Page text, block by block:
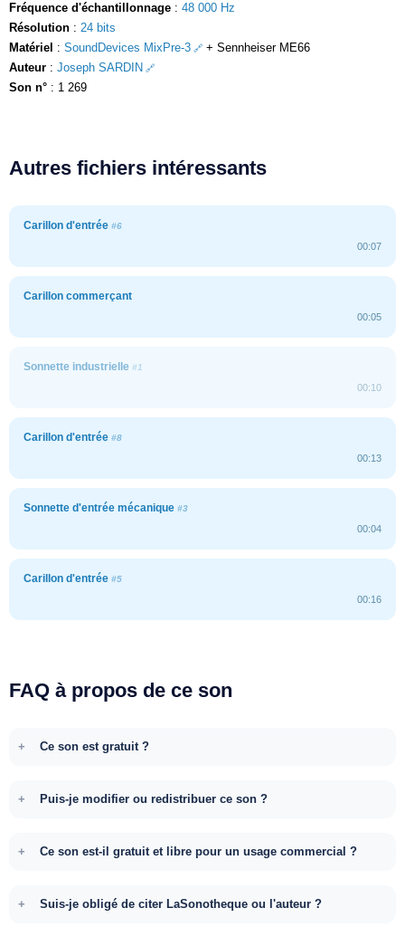
Fréquence d'échantillonnage : 48 000 Hz
Résolution : 24 bits
Matériel : SoundDevices MixPre-3
+ Sennheiser ME66
Auteur : Joseph SARDIN
Son n° : 1 269
Autres fichiers intéressants
Carillon d'entrée #6
00:07
Carillon commerçant
00:05
Sonnette industrielle #1
00:10
Carillon d'entrée #8
00:13
Sonnette d'entrée mécanique #3
00:04
Carillon d'entrée #5
00:16
FAQ à propos de ce son
Ce son est gratuit ?
Puis-je modifier ou redistribuer ce son ?
Ce son est-il gratuit et libre pour un usage commercial ?
Suis-je obligé de citer LaSonotheque ou l'auteur ?